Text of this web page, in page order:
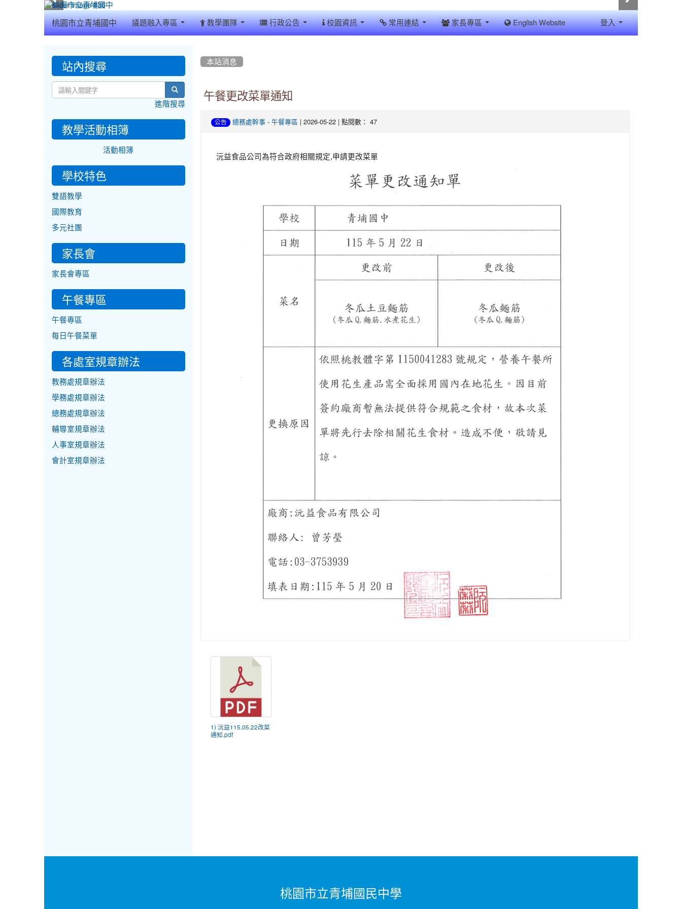
桃園市立青埔國中 議題融入專區 教學團隊 行政公告 校園資訊 常用連結 家長專區 English Website 登入
本站消息
午餐更改菜單通知
公告 總務處幹事- 午餐專區 | 2026-05-22 | 點閱數： 47
沅益食品公司為符合政府相關規定,申請更改菜單
1) 沅益115.05.22改菜
通知.pdf
::: 站內搜尋
search
進階搜尋
教學活動相簿
活動相簿
學校特色
雙語教學
國際教育
多元社團
家長會
家長會專區
午餐專區
午餐專區
每日午餐菜單
各處室規章辦法
教務處規章辦法
學務處規章辦法
總務處規章辦法
輔導室規章辦法
人事室規章辦法
會計室規章辦法
桃園市立青埔國民中學